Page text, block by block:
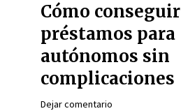
Cómo conseguir
préstamos para
autónomos sin
complicaciones
Dejar comentario